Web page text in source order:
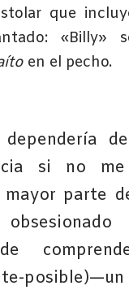
que
«Billy»
en el pecho.
de
si no me
mayor parte
posible)—un